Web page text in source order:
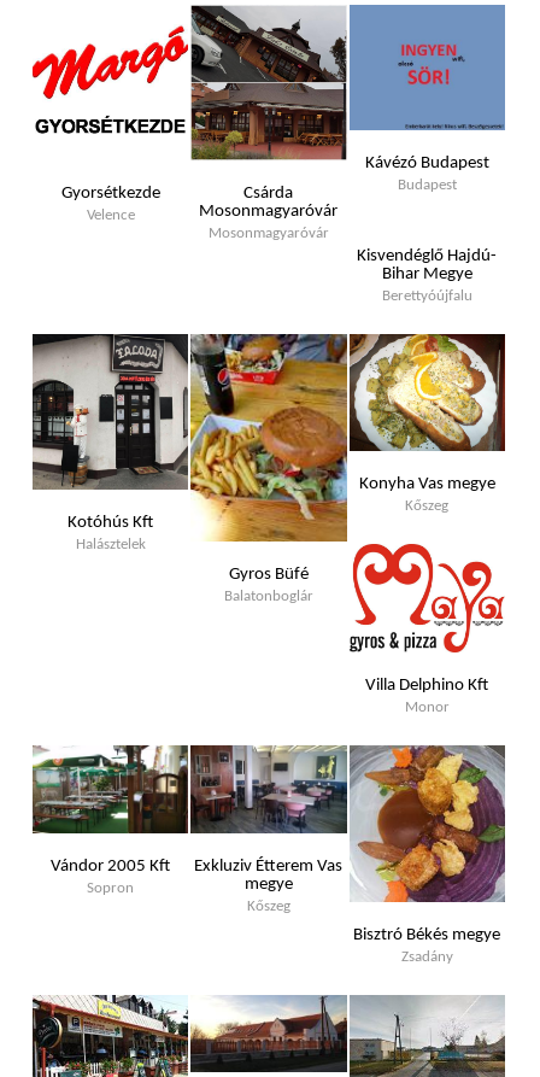
Gyorsétkezde
Velence
Csárda
Mosonmagyaróvár
Mosonmagyaróvár
Kávézó Budapest
Budapest
Kisvendéglő Hajdú-
Bihar Megye
Berettyóújfalu
Kotóhús Kft
Halásztelek
Gyros Büfé
Balatonboglár
Konyha Vas megye
Kőszeg
Villa Delphino Kft
Monor
Vándor 2005 Kft
Sopron
Exkluziv Étterem Vas
megye
Kőszeg
Bisztró Békés megye
Zsadány